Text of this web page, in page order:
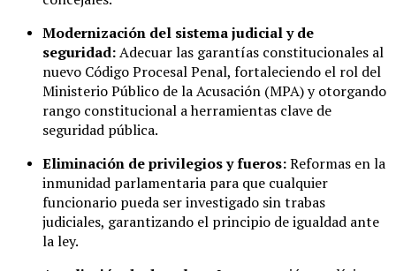
Modernización del sistema judicial y de
seguridad:Adecuar las garantías constitucionales al
nuevo Código Procesal Penal, fortaleciendo el rol del
Ministerio Público de la Acusación (MPA) y otorgando
rango constitucional a herramientas clave de
seguridad pública.
Eliminación de privilegios y fueros:Reformas en la
inmunidad parlamentaria para que cualquier
funcionario pueda ser investigado sin trabas
judiciales, garantizando el principio de igualdad ante
la ley.